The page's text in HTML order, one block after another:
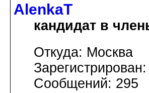
AlenkaT
кандидат в
Откуда: Москва
Сообщений: 295